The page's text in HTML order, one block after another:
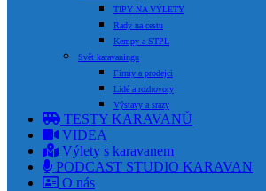
TIPY NA VÝLETY
Rady na cestu
Kempy a STPL
Svět karavaningu
Firmy a prodejci
Lidé a rozhovory
Výstavy a srazy
TESTY KARAVANŮ
VIDEA
Výlety s karavanem
PODCAST STUDIO KARAVAN
O nás